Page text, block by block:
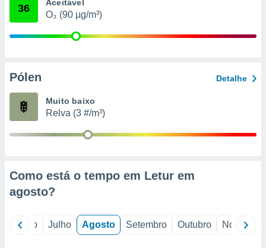
estudos
36 Aceitável
O₃ (90 µg/m³)
Pólen Detalhe
Muito baixo
Relva (3 #/m³)
Como está o tempo em Letur em
agosto?
Junho Julho Agosto Setembro Outubro Novembro